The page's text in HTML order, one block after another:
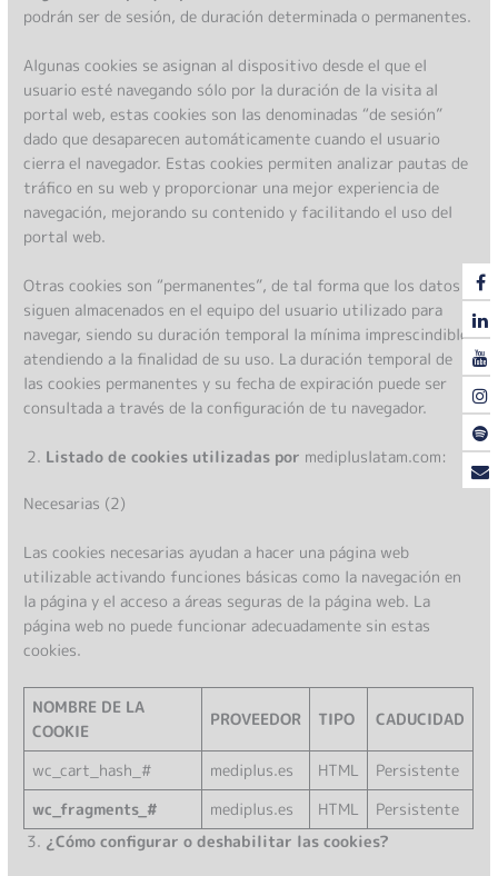
podrán ser de sesión, de duración determinada o permanentes.
Algunas cookies se asignan al dispositivo desde el que el
usuario esté navegando sólo por la duración de la visita al
portal web, estas cookies son las denominadas “de sesión”
dado que desaparecen automáticamente cuando el usuario
cierra el navegador. Estas cookies permiten analizar pautas de
tráfico en su web y proporcionar una mejor experiencia de
navegación, mejorando su contenido y facilitando el uso del
portal web.
Otras cookies son “permanentes”, de tal forma que los datos
siguen almacenados en el equipo del usuario utilizado para
navegar, siendo su duración temporal la mínima imprescindible
atendiendo a la finalidad de su uso. La duración temporal de
las cookies permanentes y su fecha de expiración puede ser
consultada a través de la configuración de tu navegador.
Listado de cookies utilizadas por medipluslatam.com:
Necesarias (2)
Las cookies necesarias ayudan a hacer una página web
utilizable activando funciones básicas como la navegación en
la página y el acceso a áreas seguras de la página web. La
página web no puede funcionar adecuadamente sin estas
cookies.
NOMBRE DE LA
COOKIE
PROVEEDOR TIPO CADUCIDAD
wc_cart_hash_# mediplus.es HTML
Persistente
wc_fragments_#
mediplus.es HTML
Persistente
¿Cómo configurar o deshabilitar las cookies?